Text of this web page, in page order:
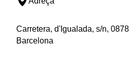
Carretera, d'Igualada, s/n,
Barcelona